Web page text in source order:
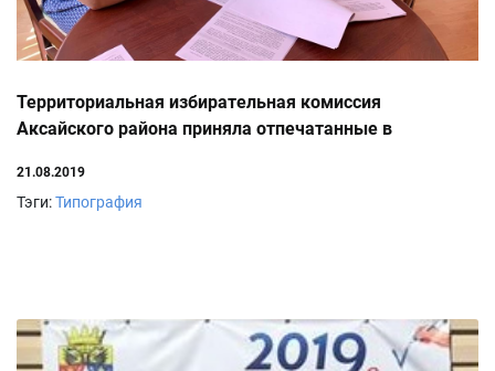
Территориальная избирательная комиссия
Аксайского района приняла отпечатанные в
21.08.2019
Тэги:Типография